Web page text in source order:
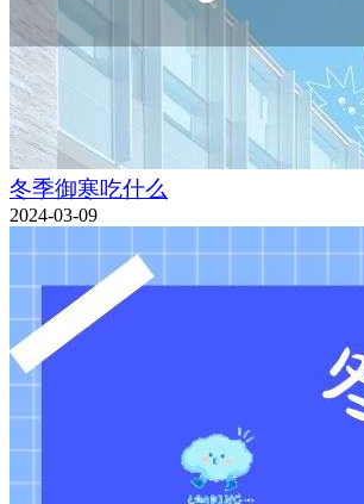
冬季御寒吃什么
2024-03-09